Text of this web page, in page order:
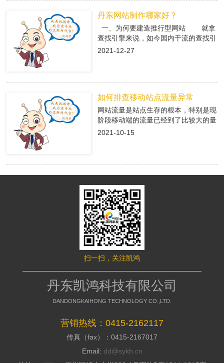
丹东网站制作哪家好？
一、为何要建造推行型网站 就拿
查找引擎来说，如今国内干流的查找引
擎baidu、360、搜狗有着大量的用户
导进入推行型网站中，使用推行型网站
有的优势，转化成客户; 二、丹东
网站制作是怎么挑选专业的搭站公司
背后都是一个高额的订单，假如不能做
到询盘转化，那意味着网络推行是失败
的，所以要明白的了解搭站公司的策划
才干; 2、看搭站公司的美工规划才
干 美工的才干决议推行型网站留
给用户的形象，如今的消费者不缺少内
容，缺少的是视觉，如今市面上的网站
都是千人一面的，当访客户，发现一个
公司的形象，情不自禁的即是深化浏
览，招引用户，提高方针客户对公司的
好感; 3、看搭站公司的搭站才干
系，如今市面上很多的建站公司都是仿
制别人的，可以把外观做到相似，可是
后台系能却相差万里，很多的仿站的建
2021-12-27
如何排查移动站点流量异常
网站流量是站点生存的根本，特别是现
阶段移动端的流量已经到了比较大的量
级。移动端网站有流量了，每天就会有
深专家们向大家介绍了移动端流量异常
的解决方案。 什么是移动端流量
异常? 移动端流量异常可以通过平
台两个渠道数据判断： 1、 站长平
台流量与关键词的工具 2、 移动适
配中的移动适配状态曲线图 这两
个地方如果出现流量突然间下降50%以
上，且持续性降低，四五天后流量没有
明显涨幅的。 移动端的排查流程
如果出现上述现象，建议大家按照
下面流程图进行排查 索引量下降
常见原因及解决方案
id=331 站点流量异常追查文档
http://zhanzhang.baidu.com/college/
id=221 纯移动站、代码适配，自
适应与跳转适配有些不同，所以根据站
2021-10-15
扫一扫，关注凯鸿
丹东凯鸿科技有限公司
DANDONGKAIHONG TECHNOLOGY CO.,LTD.
营销热线：0415-2162117
传真（fax）：0415-2167017
Email: dd@sykh.cn